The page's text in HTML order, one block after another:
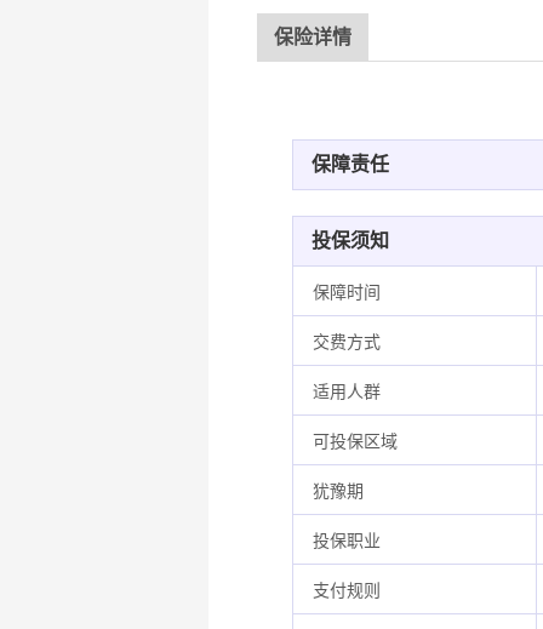
保险详情
保障责任
投保须知
保障时间
交费方式
适用人群
可投保区域
犹豫期
投保职业
支付规则